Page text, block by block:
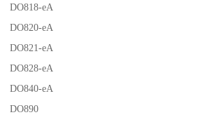
DO818-eA
DO820-eA
DO821-eA
DO828-eA
DO840-eA
DO890